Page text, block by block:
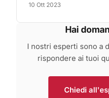
10 Ott 2023
Hai
I nostri esperti sono a
rispondere ai tuoi
Chiedi